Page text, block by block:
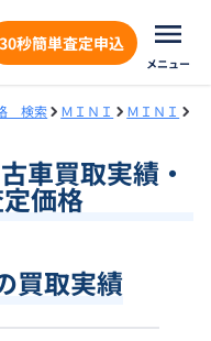
30秒簡単査定申込
メニュー
検索 ＭＩＮＩ
ＭＩＮＩ
車買取実績・
価格
買取実績